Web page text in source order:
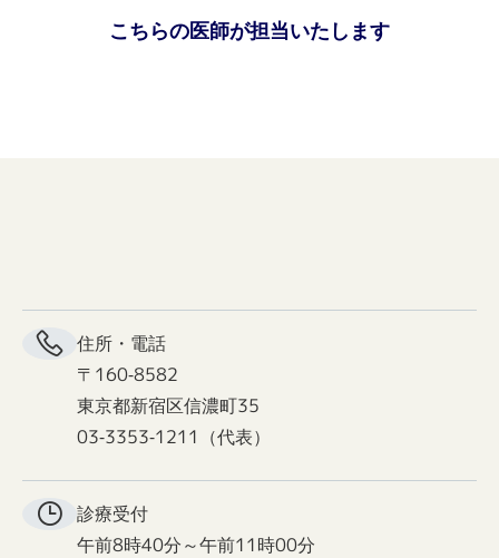
こちらの医師が担当いたします
住所・電話
〒160-8582
東京都新宿区信濃町35
03-3353-1211（代表）
診療受付
午前8時40分～午前11時00分